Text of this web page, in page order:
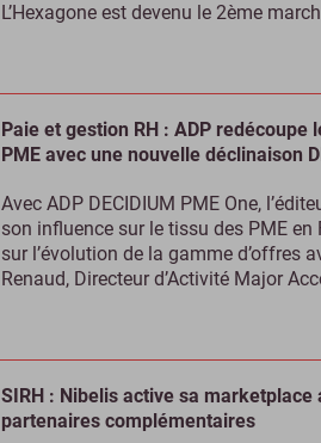
L’Hexagone est devenu le 2ème
Paie et gestion RH : ADP redécoupe
PME avec une nouvelle déclinaison
Avec ADP DECIDIUM PME One,
son influence sur le tissu des PME en
sur l’évolution de la gamme d’offres
Renaud, Directeur d’Activité Major
SIRH : Nibelis active sa marketplace
partenaires complémentaires